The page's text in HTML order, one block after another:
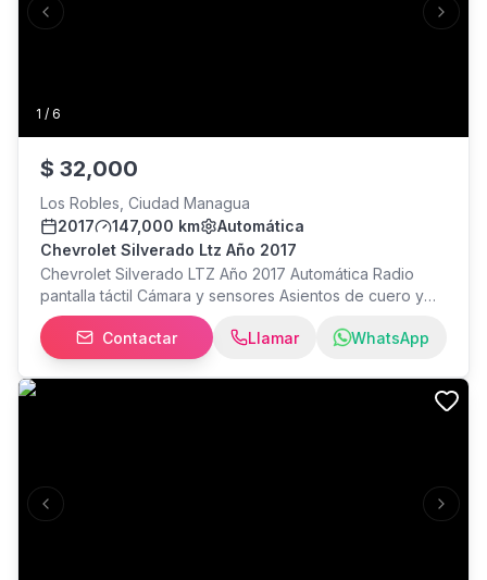
1 / 6
Previous slide Next
$ 32,000
Los Robles, Ciudad Managua
2017
147,000 km
Automática
Chevrolet Silverado Ltz Año 2017
Chevrolet Silverado LTZ Año 2017 Automática Radio
pantalla táctil Cámara y sensores Asientos de cuero y
eléctricos Sunroof Motor 5.3 8 cilindros 4x4 $32,000
Consulta mayor información a mi WhatsApp
Contactar Llamar WhatsApp
Previous slide Next